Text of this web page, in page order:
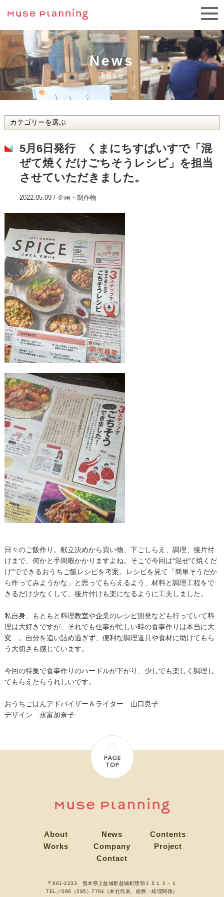
News
お知らせ
5月6日発行 くまにちすぱいすで「混
ぜて焼くだけごちそうレシピ」を担当
させていただきました。
2022.05.09 / 企画・制作物
日々のご飯作り。献立決めから買い物、下ごしらえ、調理、後片付
けまで、何かと手間暇かかりますよね。そこで今回は“混ぜて焼くだ
け”でできるおうちご飯レシピを考案。レシピを見て「簡単そうだか
ら作ってみようかな」と思ってもらえるよう、材料と調理工程をで
きるだけ少なくして、後片付けも楽になるように工夫しました。
私自身、もともと料理教室や企業のレシピ開発なども行っていて料
理は大好きですが、それでも仕事が忙しい時の食事作りは本当に大
変…。自分を追い詰め過ぎず、便利な調理道具や食材に助けてもら
う大切さも感じています。
今回の特集で食事作りのハードルが下がり、少しでも楽しく調理し
てもらえたらうれしいです。
おうちごはんアドバイザー＆ライター 山口良子
デザイン 永富加奈子
About News
Contents
Works
Company
Project
Contact
〒861-2233 熊本県上益城郡益城町惣領１５１３－１
TEL／096（285）7764（本社代表、総務・経理関係）